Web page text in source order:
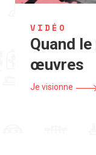
VIDÉO
Quand
œuvres
Je visionne